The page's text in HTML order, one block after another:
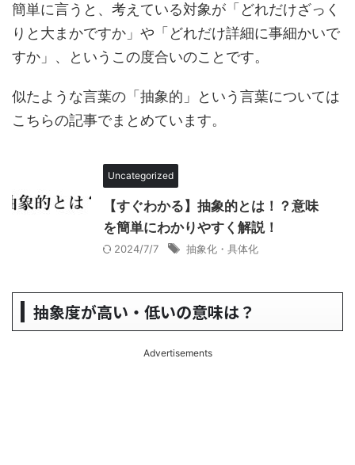
簡単に言うと、考えている対象が「どれだけざっく
りと大まかですか」や「どれだけ詳細に事細かいで
すか」、というこの度合いのことです。
似たような言葉の「抽象的」という言葉については
こちらの記事でまとめています。
Uncategorized
【すぐわかる】抽象的とは！？意味
を簡単にわかりやすく解説！
2024/7/7 抽象化・具体化
抽象度が高い・低いの意味は？
Advertisements